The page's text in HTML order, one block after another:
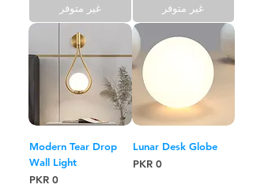
غير متوفر غير متوفر
Lunar Desk Globe
السعر‏0 PKR
Modern Tear Drop
Wall Light
السعر